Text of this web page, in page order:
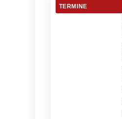
TERMINE